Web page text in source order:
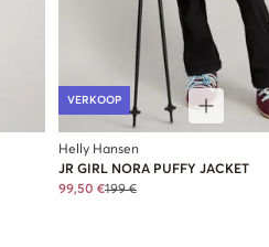
VERKOOP
Helly Hansen
JR GIRL NORA PUFFY JACKET
99,50 €199 €